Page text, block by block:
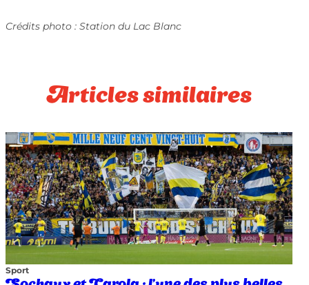
Crédits photo : Station du Lac Blanc
Articles similaires
Sport